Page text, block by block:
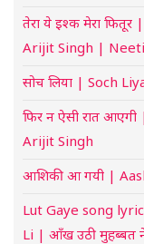
तेरा ये इश्क मेरा
Arijit Singh |
सोच लिया | Soch
फिर न ऐसी रात
Arijit Singh
आशिकी आ गयी |
Lut Gaye song
Li | आँख उठी मुहब्बत